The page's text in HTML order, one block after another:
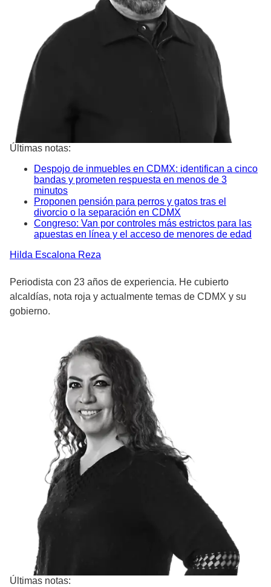
Últimas notas:
Despojo de inmuebles en CDMX: identifican a cinco
bandas y prometen respuesta en menos de 3
minutos
Proponen pensión para perros y gatos tras el
divorcio o la separación en CDMX
Congreso: Van por controles más estrictos para las
apuestas en línea y el acceso de menores de edad
Hilda Escalona Reza
Periodista con 23 años de experiencia. He cubierto
alcaldías, nota roja y actualmente temas de CDMX y su
gobierno.
Últimas notas: